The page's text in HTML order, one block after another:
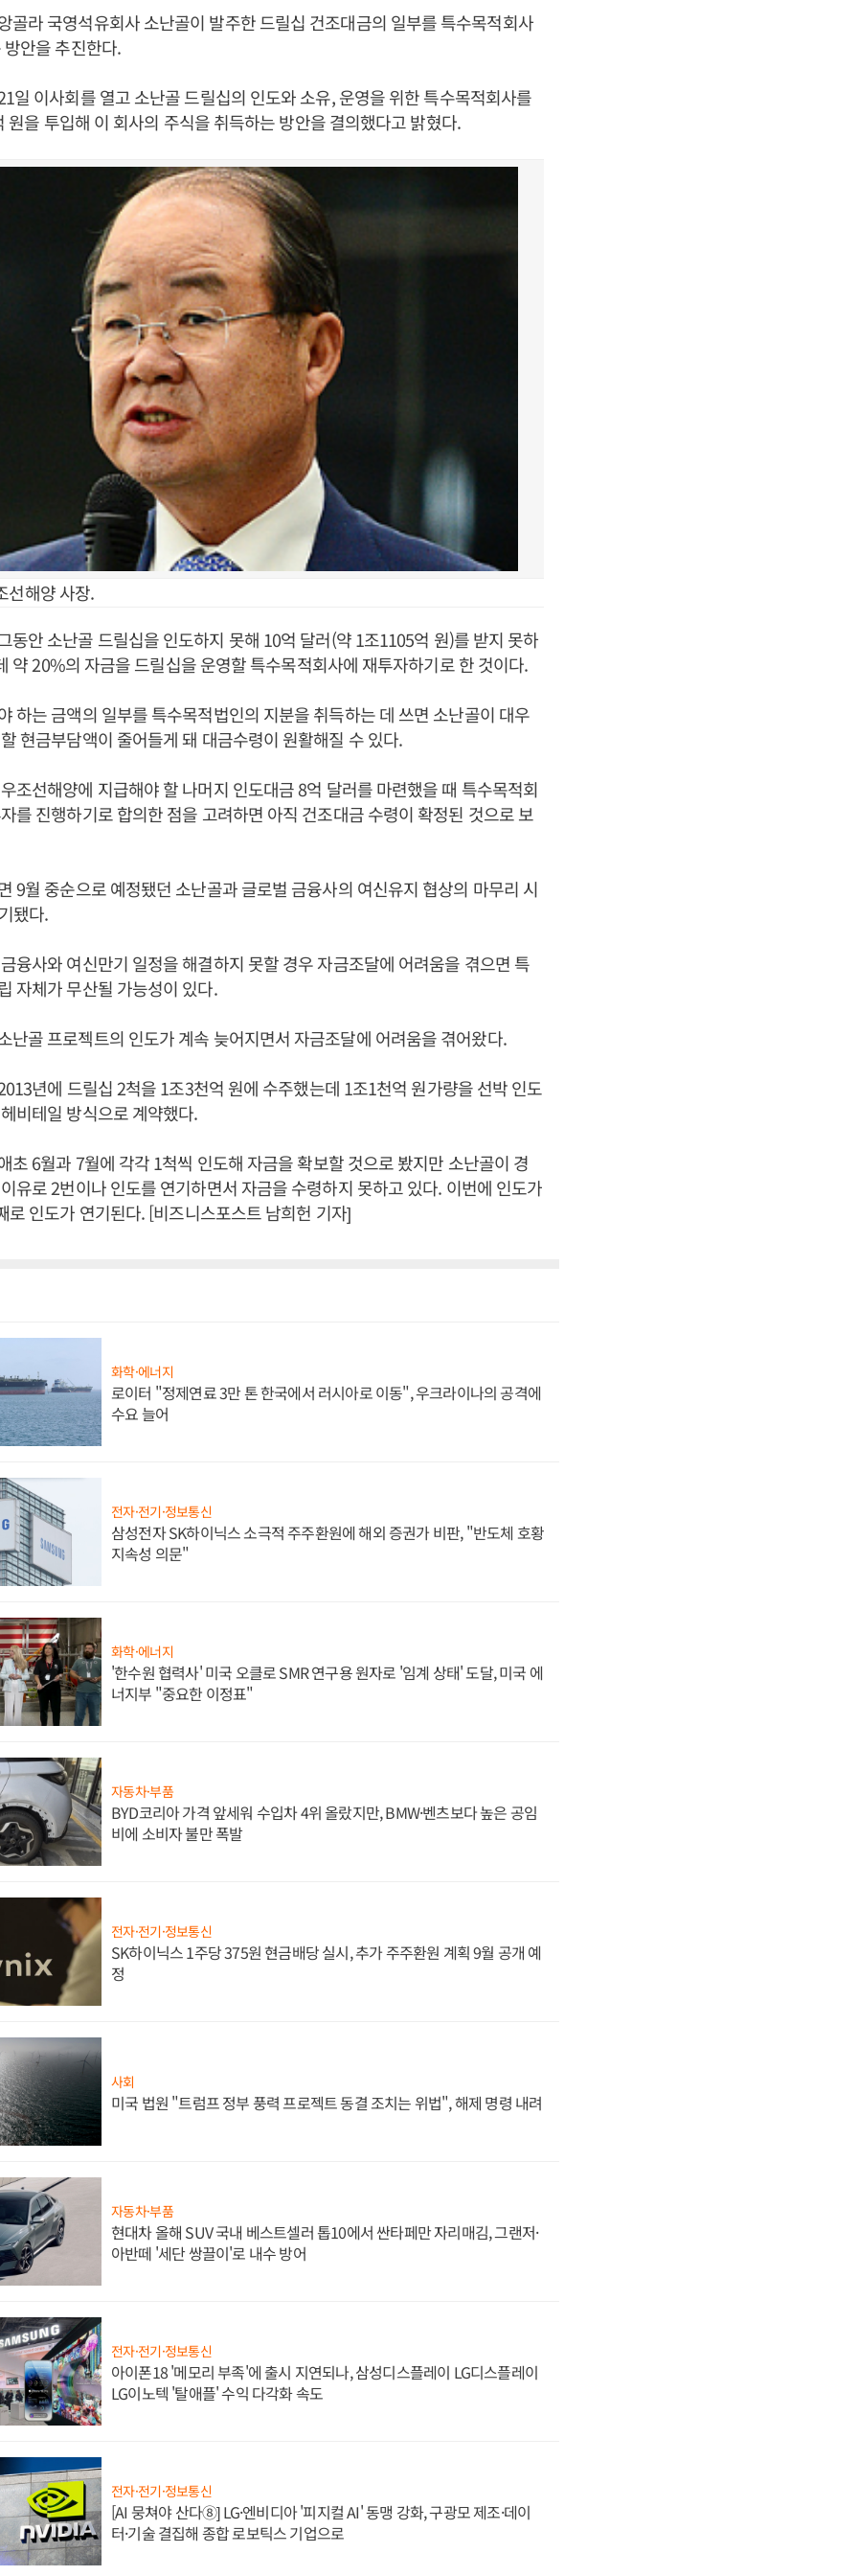
골라 국영석유회사 소난골이 발주한 드릴십 건조대금의 일부를 특수목적회사
안을 추진한다.
일 이사회를 열고 소난골 드릴십의 인도와 소유, 운영을 위한 특수목적회사를
원을 투입해 이 회사의 주식을 취득하는 방안을 결의했다고 밝혔다.
해양 사장.
동안 소난골 드릴십을 인도하지 못해 10억 달러(약 1조1105억 원)를 받지 못하
약 20%의 자금을 드릴십을 운영할 특수목적회사에 재투자하기로 한 것이다.
하는 금액의 일부를 특수목적법인의 지분을 취득하는 데 쓰면 소난골이 대우
현금부담액이 줄어들게 돼 대금수령이 원활해질 수 있다.
조선해양에 지급해야 할 나머지 인도대금 8억 달러를 마련했을 때 특수목적회
를 진행하기로 합의한 점을 고려하면 아직 건조대금 수령이 확정된 것으로 보
9월 중순으로 예정됐던 소난골과 글로벌 금융사의 여신유지 협상의 마무리 시
됐다.
융사와 여신만기 일정을 해결하지 못할 경우 자금조달에 어려움을 겪으면 특
자체가 무산될 가능성이 있다.
난골 프로젝트의 인도가 계속 늦어지면서 자금조달에 어려움을 겪어왔다.
년에 드릴십 2척을 1조3천억 원에 수주했는데 1조1천억 원가량을 선박 인도
비테일 방식으로 계약했다.
초 6월과 7월에 각각 1척씩 인도해 자금을 확보할 것으로 봤지만 소난골이 경
유로 2번이나 인도를 연기하면서 자금을 수령하지 못하고 있다. 이번에 인도가
로 인도가 연기된다. [비즈니스포스트 남희헌 기자]
화학·에너지
로이터 "정제연료 3만 톤 한국에서 러시아로 이동", 우크라이나의 공격에
수요 늘어
전자·전기·정보통신
삼성전자 SK하이닉스 소극적 주주환원에 해외 증권가 비판, "반도체 호황
지속성 의문"
화학·에너지
'한수원 협력사' 미국 오클로 SMR 연구용 원자로 '임계 상태' 도달, 미국 에
너지부 "중요한 이정표"
자동차·부품
BYD코리아 가격 앞세워 수입차 4위 올랐지만, BMW·벤츠보다 높은 공임
비에 소비자 불만 폭발
전자·전기·정보통신
SK하이닉스 1주당 375원 현금배당 실시, 추가 주주환원 계획 9월 공개 예
정
사회
미국 법원 "트럼프 정부 풍력 프로젝트 동결 조치는 위법", 해제 명령 내려
자동차·부품
현대차 올해 SUV 국내 베스트셀러 톱10에서 싼타페만 자리매김, 그랜저·
아반떼 '세단 쌍끌이'로 내수 방어
전자·전기·정보통신
아이폰18 '메모리 부족'에 출시 지연되나, 삼성디스플레이 LG디스플레이
LG이노텍 '탈애플' 수익 다각화 속도
전자·전기·정보통신
[AI 뭉쳐야 산다⑧] LG·엔비디아 '피지컬 AI' 동맹 강화, 구광모 제조·데이
터·기술 결집해 종합 로보틱스 기업으로